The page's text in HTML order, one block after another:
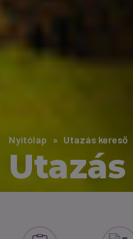
Nyitólap Utazás kereső